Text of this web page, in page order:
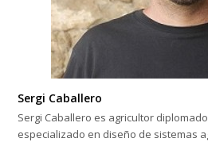
Sergi Caballero
Sergi Caballero es agricultor
especializado en diseño de sistemas